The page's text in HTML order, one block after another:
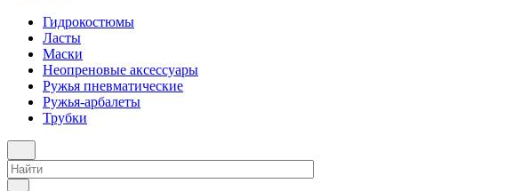
Гидрокостюмы
Ласты
Маски
Неопреновые аксессуары
Ружья пневматические
Ружья-арбалеты
Трубки